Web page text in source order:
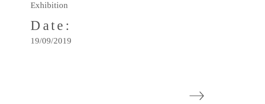
Exhibition
Date:
19/09/2019